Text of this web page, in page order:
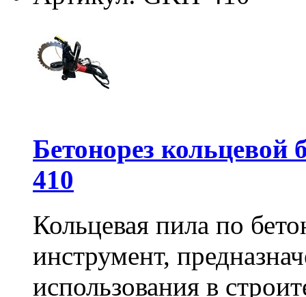
Бетонорез
410
Кольцевая пила по
инструмент,
использования в